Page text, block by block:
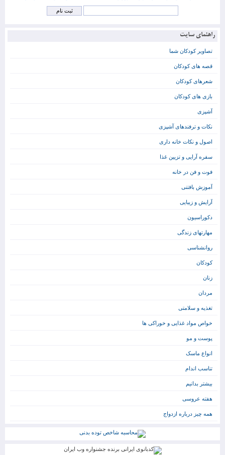
راهنمای سایت
تصاویر کودکان شما
قصه های کودکان
شعرهای کودکان
بازی های کودکان
آشپزی
نکات و ترفندهای آشپزی
اصول و نکات خانه داری
سفره آرایی و تزیین غذا
فوت و فن در خانه
آموزش بافتنی
آرایش و زیبایی
دکوراسیون
مهارتهای زندگی
روانشناسی
کودکان
زنان
مردان
تغذیه و سلامتی
خواص مواد غذایی و خوراکی ها
پوست و مو
انواع ماسک
تناسب اندام
بیشتر بدانیم
هفته عروسی
همه چیز درباره ازدواج